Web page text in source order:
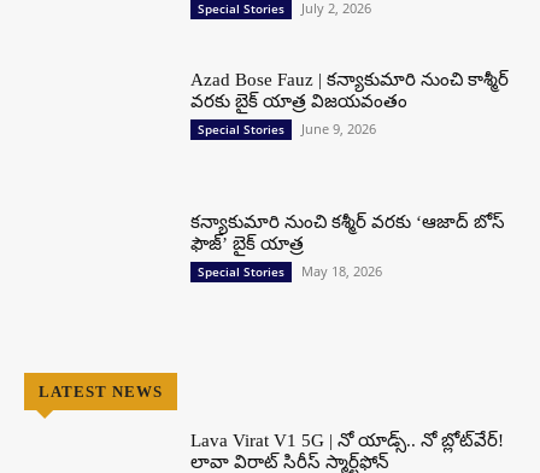
Special Stories July 2, 2026
Azad Bose Fauz | కన్యాకుమారి నుంచి కాశ్మీర్
వరకు బైక్ యాత్ర విజయవంతం
Special Stories June 9, 2026
కన్యాకుమారి నుంచి కశ్మీర్ వరకు ‘ఆజాద్ బోస్
ఫౌజ్’ బైక్ యాత్ర
Special Stories May 18, 2026
LATEST NEWS
Lava Virat V1 5G | నో యాడ్స్.. నో బ్లోట్‌వేర్!
లావా విరాట్ సిరీస్ స్మార్ట్‌ఫోన్​